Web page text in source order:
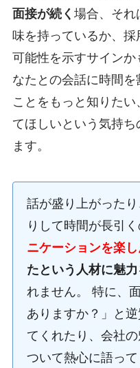
面接が続く 場合、それ
味を持っているか、
可能性を示すサイン
なたとの会話に時間
ことをもっと知りた
てほしいという気持
ます。
話が盛り上がった
りして時間が長引く
ニケーションを楽
たという人材に魅
れません。 特に、
ありますか？」と
てくれたり、会社
ついて熱心に語っ